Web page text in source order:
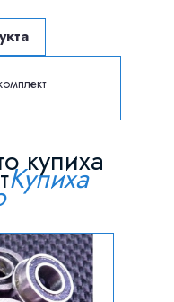
купиха
Купиха